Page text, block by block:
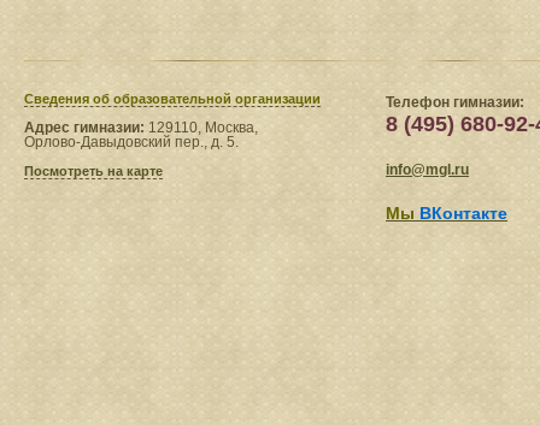
Сведения​ об образовательной организации
Адрес гимназии: 129110, Москва,
Орлово-Давыдовский пер., д. 5.
Посмотреть на карте
Телефон гимназии:
8 (495) 680-92-
info@mgl.ru
Мы ВКонтакте